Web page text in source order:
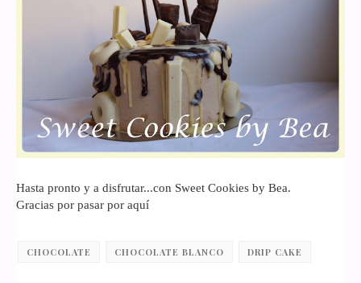
Hasta pronto y a disfrutar...con Sweet Cookies by Bea.
Gracias por pasar por aquí
CHOCOLATE CHOCOLATE BLANCO DRIP CAKE